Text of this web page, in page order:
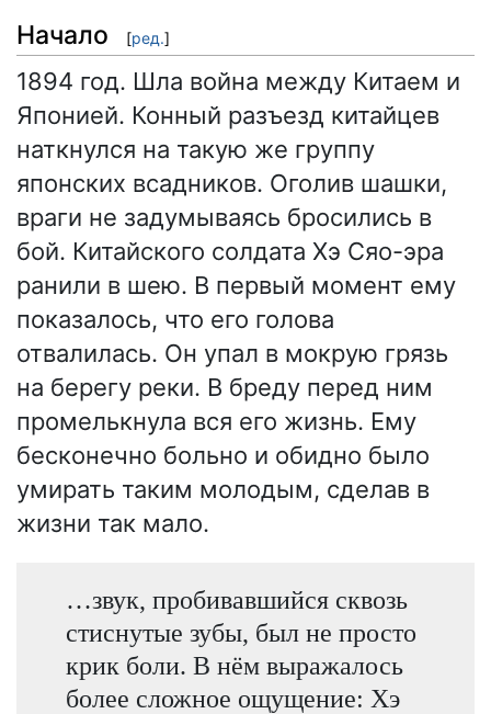
Начало [ред.]
1894 год. Шла война между Китаем и
Японией. Конный разъезд китайцев
наткнулся на такую же группу
японских всадников. Оголив шашки,
враги не задумываясь бросились в
бой. Китайского солдата Хэ Сяо-эра
ранили в шею. В первый момент ему
показалось, что его голова
отвалилась. Он упал в мокрую грязь
на берегу реки. В бреду перед ним
промелькнула вся его жизнь. Ему
бесконечно больно и обидно было
умирать таким молодым, сделав в
жизни так мало.
…звук, пробивавшийся сквозь
стиснутые зубы, был не просто
крик боли. В нём выражалось
более сложное ощущение: Хэ